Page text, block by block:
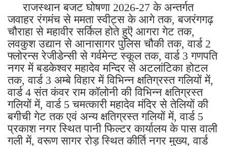
राजस्थान बजट घोषणा 2026-27 के अन्तर्गत
जवाहर रंगमंच से ममता स्वीट्स के आगे तक, बजरंगगढ़
चौराहा से महावीर सर्किल होते हुऎ आगरा गेट तक,
लवकुश उद्यान से आनासागर पुलिस चौकी तक, वार्ड 2
फ्लोरन्स रेजीडेन्सी से गर्वमेन्ट स्कूल तक, वार्ड 3 गणपति
नगर में बडकेश्वर महादेव मन्दिर से अटलांटिका होटल
तक, वार्ड 3 अम्बे विहार में विभिन्न क्षतिग्रस्त गलियों में,
वार्ड 4 संत कंवर राम कॉलोनी की विभिन्न क्षतिग्रस्त
गलियों में, वार्ड 5 चमत्कारी महादेव मंदिर से तेलियों की
बगीची गेट तक एवं अन्य क्षतिग्रस्त गलियों में, वार्ड 5
प्रकाश नगर स्थित पानी फिल्टर कार्यालय के पास वाली
गली में, वरूण सागर रोड़ स्थित कीर्ति नगर मुख्य, वार्ड